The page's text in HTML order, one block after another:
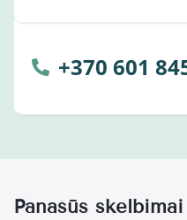
+370 601
Panašūs skelbimai